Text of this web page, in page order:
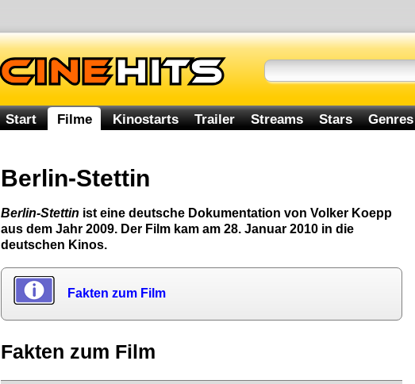
Start Filme Kinostarts Trailer Streams Stars Genres
Berlin-Stettin
Berlin-Stettin ist eine deutsche Dokumentation von Volker Koepp
aus dem Jahr 2009. Der Film kam am 28. Januar 2010 in die
deutschen Kinos.
Fakten zum Film
Fakten zum Film